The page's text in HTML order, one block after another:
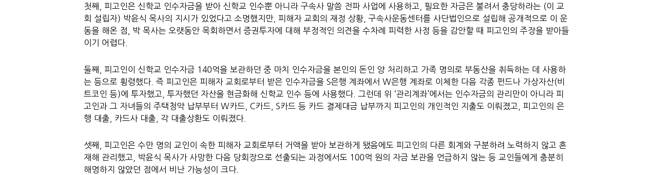
첫째, 피고인은 신학교 인수자금을 받아 신학교 인수뿐 아니라 구속사 말씀 전파 사업에 사용하고, 필요한 자금은 불려서 충당하라는 (이 교
회 설립자) 박윤식 목사의 지시가 있었다고 소명했지만, 피해자 교회의 재정 상황, 구속사운동센터를 사단법인으로 설립해 공개적으로 이 운
동을 해온 점, 박 목사는 오랫동안 목회하면서 증권투자에 대해 부정적인 의견을 수차례 피력한 사정 등을 감안할 때 피고인의 주장을 받아들
이기 어렵다.
둘째, 피고인이 신학교 인수자금 140억을 보관하던 중 마치 인수자금을 본인의 돈인 양 처리하고 가족 명의로 부동산을 취득하는 데 사용하
는 등으로 횡령했다. 즉 피고인은 피해자 교회로부터 받은 인수자금을 S은행 계좌에서 W은행 계좌로 이체한 다음 각종 펀드나 가상자산(비
트코인 등)에 투자했고, 투자했던 자산을 현금화해 신학교 인수 등에 사용했다. 그런데 위 ‘관리계좌’에서는 인수자금의 관리만이 아니라 피
고인과 그 자녀들의 주택청약 납부부터 W카드, C카드, S카드 등 카드 결제대금 납부까지 피고인의 개인적인 지출도 이뤄졌고, 피고인의 은
행 대출, 카드사 대출, 각 대출상환도 이뤄졌다.
셋째, 피고인은 수만 명의 교인이 속한 피해자 교회로부터 거액을 받아 보관하게 됐음에도 피고인의 다른 회계와 구분하려 노력하지 않고 혼
재해 관리했고, 박윤식 목사가 사망한 다음 당회장으로 선출되는 과정에서도 100억 원의 자금 보관을 언급하지 않는 등 교인들에게 충분히
해명하지 않았던 점에서 비난 가능성이 크다.